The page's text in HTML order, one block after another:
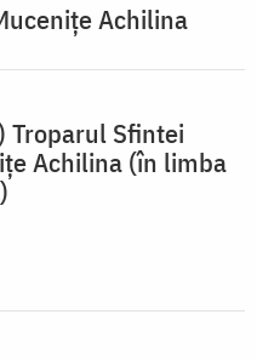
Achilina
Troparul Sfintei
Achilina (în limba